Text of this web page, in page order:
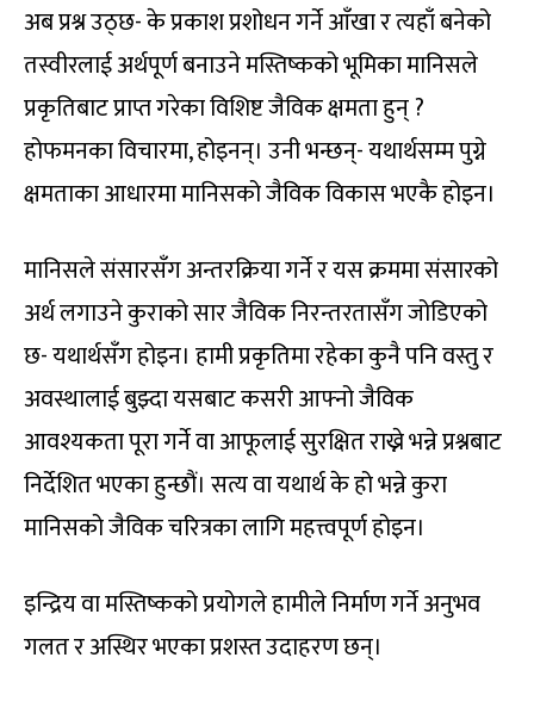
अब प्रश्न उठ्छ- के प्रकाश प्रशोधन गर्ने आँखा र त्यहाँ बनेको
तस्वीरलाई अर्थपूर्ण बनाउने मस्तिष्कको भूमिका मानिसले
प्रकृतिबाट प्राप्त गरेका विशिष्ट जैविक क्षमता हुन् ?
होफमनका विचारमा, होइनन्। उनी भन्छन्- यथार्थसम्म पुग्ने
क्षमताका आधारमा मानिसको जैविक विकास भएकै होइन।
मानिसले संसारसँग अन्तरक्रिया गर्ने र यस क्रममा संसारको
अर्थ लगाउने कुराको सार जैविक निरन्तरतासँग जोडिएको
छ- यथार्थसँग होइन। हामी प्रकृतिमा रहेका कुनै पनि वस्तु र
अवस्थालाई बुझ्दा यसबाट कसरी आफ्नो जैविक
आवश्यकता पूरा गर्ने वा आफूलाई सुरक्षित राख्ने भन्ने प्रश्नबाट
निर्देशित भएका हुन्छौं। सत्य वा यथार्थ के हो भन्ने कुरा
मानिसको जैविक चरित्रका लागि महत्त्वपूर्ण होइन।
इन्द्रिय वा मस्तिष्कको प्रयोगले हामीले निर्माण गर्ने अनुभव
गलत र अस्थिर भएका प्रशस्त उदाहरण छन्।